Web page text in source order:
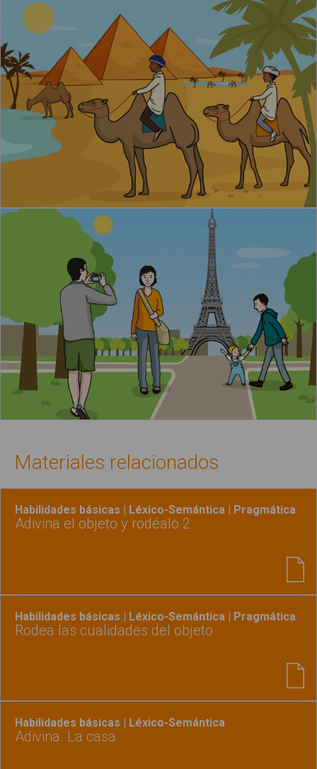
Materiales relacionados
Habilidades básicas | Léxico-Semántica | Pragmática
Adivina el objeto y rodéalo 2
Habilidades básicas | Léxico-Semántica | Pragmática
Rodea las cualidades del objeto
Habilidades básicas | Léxico-Semántica
Adivina. La casa